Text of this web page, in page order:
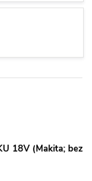
18V (Makita; bez